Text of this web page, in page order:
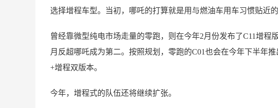
选择增程车型。当初，哪吒的打算就是用与燃油车用车习惯贴近
曾经靠微型纯电市场走量的零跑，则在今年2月份发布了C11增
月反超哪吒成为第二。按照规划，零跑的C01也会在今年下半年
+增程双版本。
今年，增程式的队伍还将继续扩张。